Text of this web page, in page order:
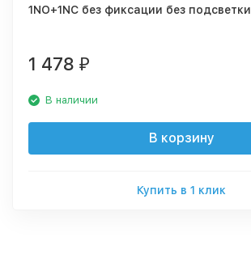
1NO+1NC без фиксации без подсветки
1 478 ₽
В наличии
В корзину
Купить в 1 клик